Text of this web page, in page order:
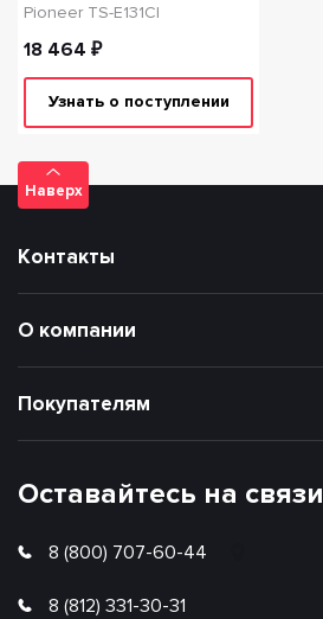
Pioneer TS-E131CI
18 464 ₽
Узнать о поступлении
Наверх
Оставайтесь на связи
8 (800) 707-60-44
8 (812) 331-30-31
Покупателям
О компании
Контакты